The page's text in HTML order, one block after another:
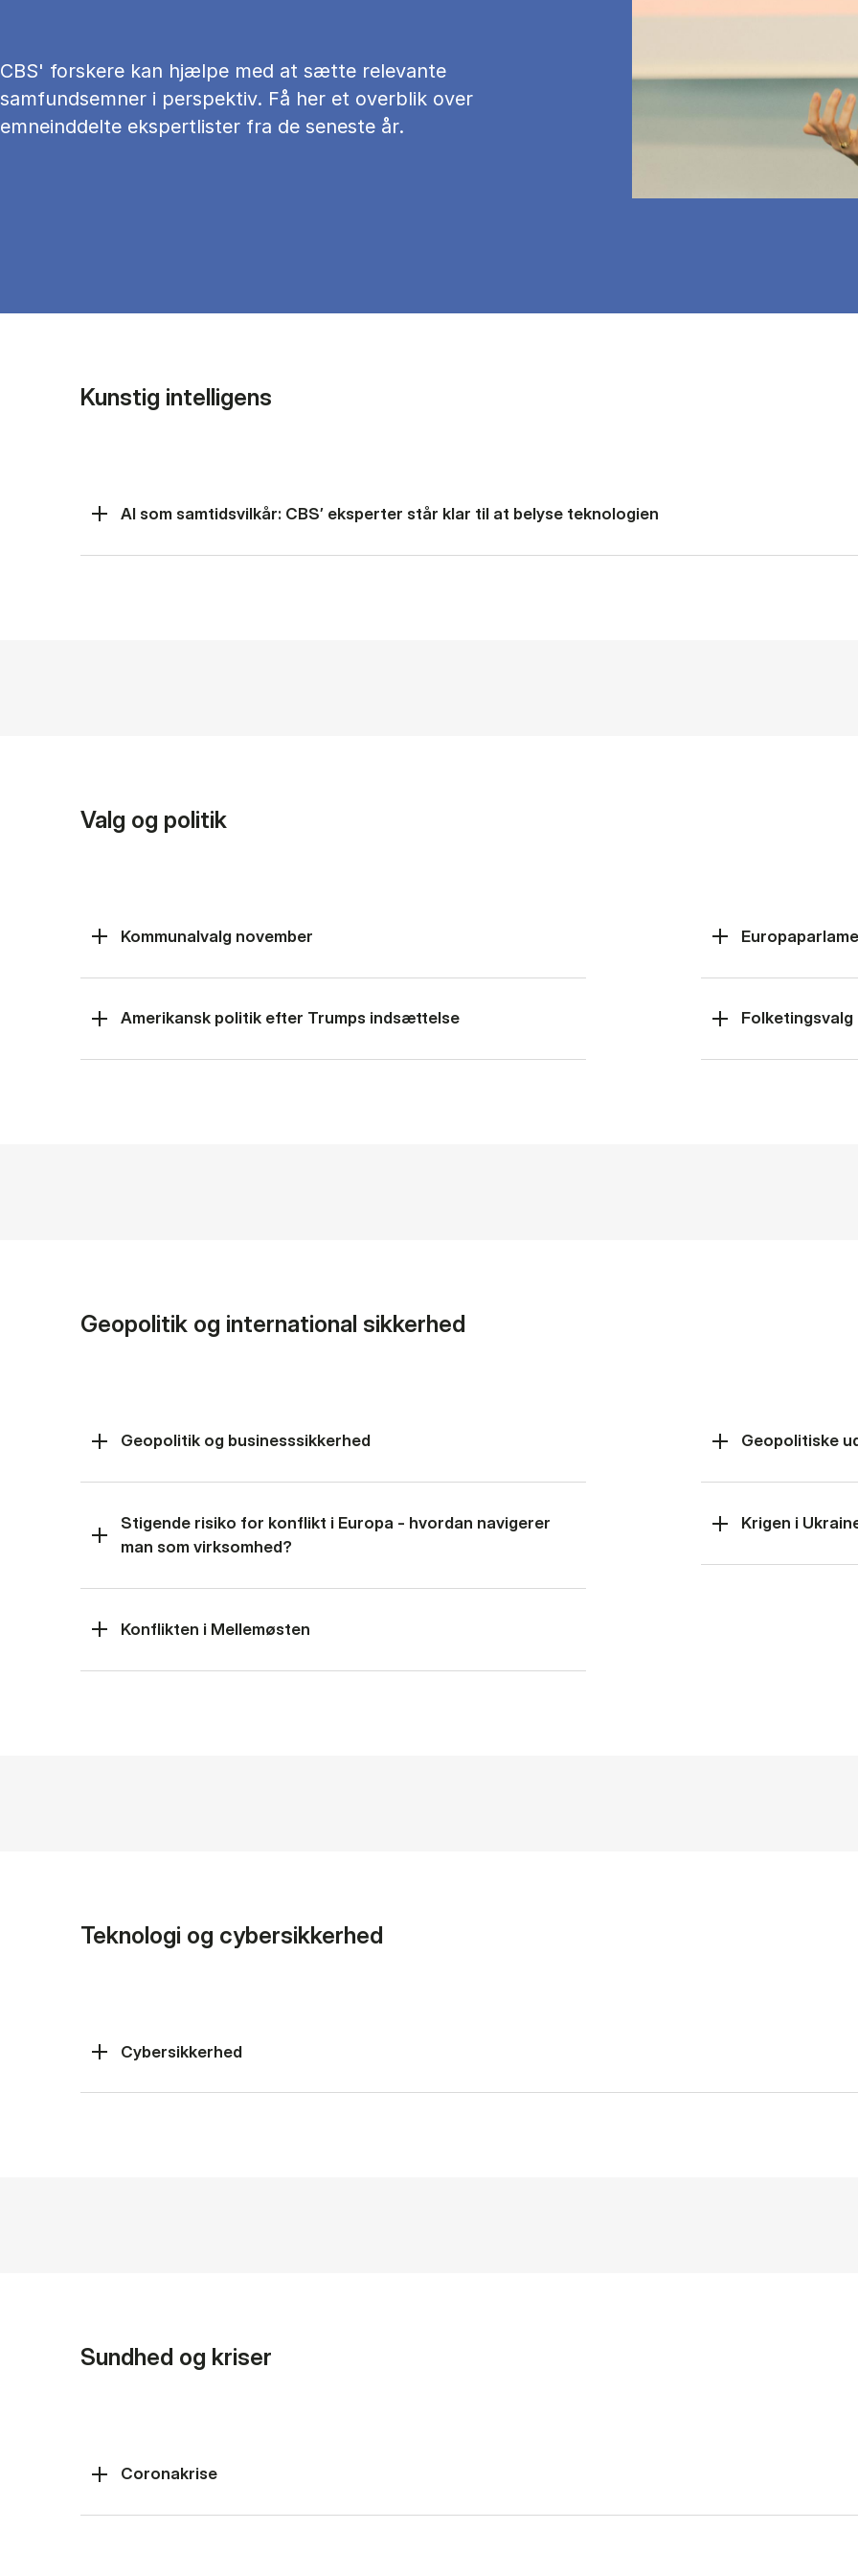
CBS' forskere kan hjælpe med at sætte relevante
samfundsemner i perspektiv. Få her et overblik over
emneinddelte ekspertlister fra de seneste år.
Kunstig intelligens
AI som samtidsvilkår: CBS’ eksperter står klar til at belyse teknologien
Valg og politik
Kommunalvalg november
Amerikansk politik efter Trumps indsættelse Folketingsvalg
Geopolitik og international sikkerhed
Geopolitik og businesssikkerhed
Stigende risiko for konflikt i Europa - hvordan navigerer
man som virksomhed?
Konflikten i Mellemøsten
Geopolitiske
Krigen i
Teknologi og cybersikkerhed
Cybersikkerhed
Sundhed og kriser
Coronakrise